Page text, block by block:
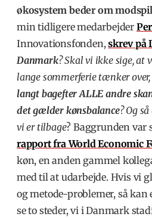
økosystem beder om
min tidligere medarbejder
Innovationsfonden,skrev på
Danmark? Skal vi ikke sige, at
lange sommerferie tænker over,
langt bagefter ALLE andre
det gælder kønsbalance? Og
vi er tilbage? Baggrunden var
rapport fra World Economic
køn, en anden gammel
med til at udarbejde. Hvis vi
og metode-problemer, så kan
se to steder, vi i Danmark